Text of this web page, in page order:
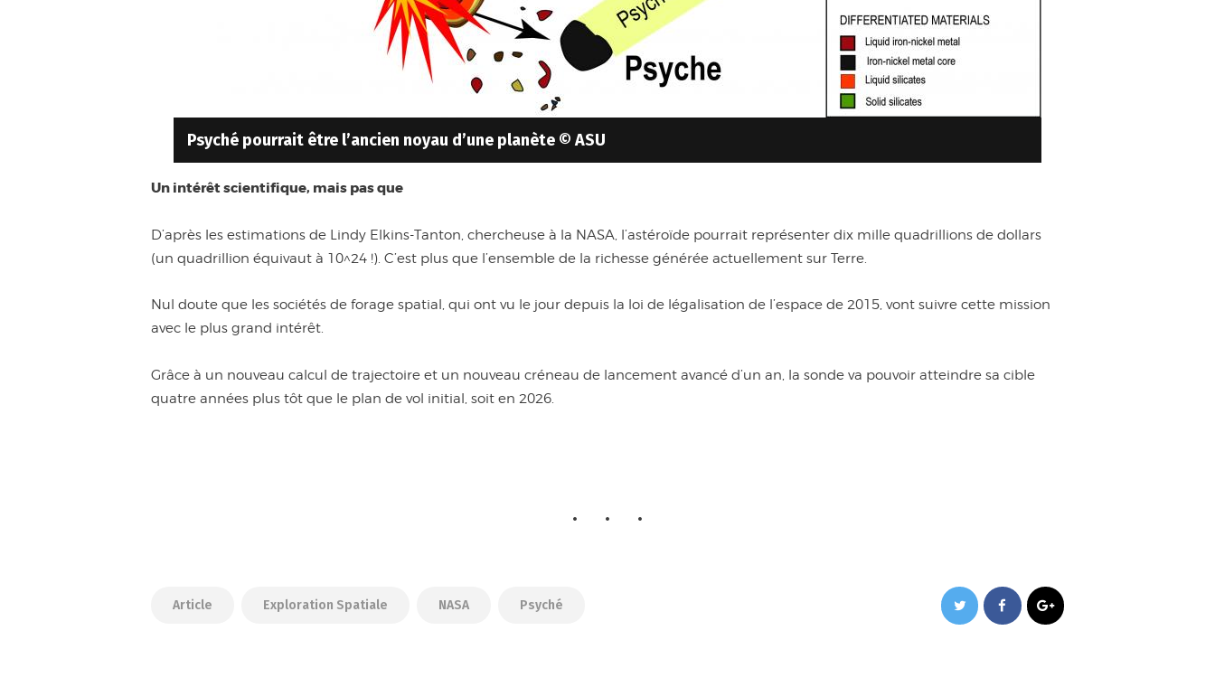
Psyché pourrait être l’ancien noyau d’une planète © ASU
Un intérêt scientifique, mais pas que
D’après les estimations de Lindy Elkins-Tanton, chercheuse à la NASA, l’astéroïde pourrait représenter dix mille quadrillions de dollars
(un quadrillion équivaut à 10^24 !). C’est plus que l’ensemble de la richesse générée actuellement sur Terre.
Nul doute que les sociétés de forage spatial, qui ont vu le jour depuis la loi de légalisation de l’espace de 2015, vont suivre cette mission
avec le plus grand intérêt.
Grâce à un nouveau calcul de trajectoire et un nouveau créneau de lancement avancé d’un an, la sonde va pouvoir atteindre sa cible
quatre années plus tôt que le plan de vol initial, soit en 2026.
Article Exploration Spatiale NASA Psyché